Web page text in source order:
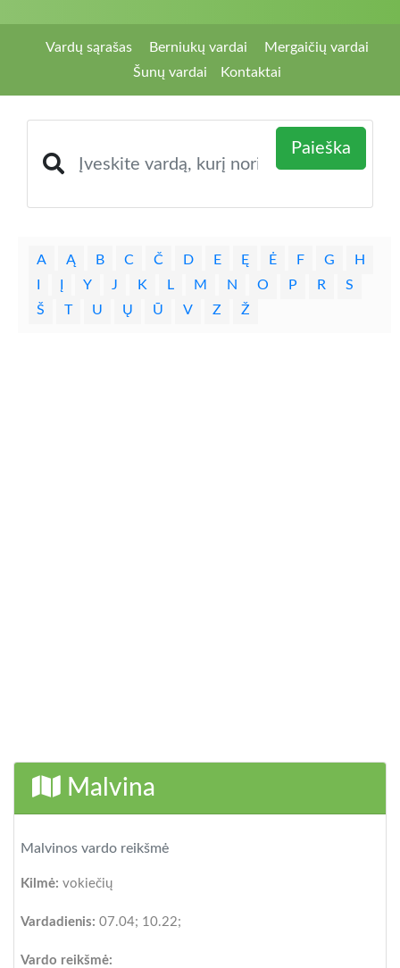
Vardų sąrašas Berniukų vardai
Mergaičių vardai
Šunų vardai
Kontaktai
Paieška
A Ą B C Č D E Ę Ė F G
H
Y J K L M N O P R
S
Š
T U Ų Ū V Z Ž
Malvina
Malvinos vardo reikšmė
Kilmė: vokiečių
Vardadienis: 07.04; 10.22;
Vardo reikšmė: